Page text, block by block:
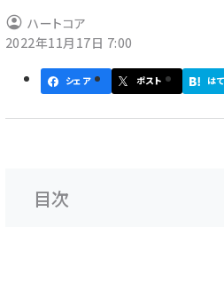
ハートコア
2022年11月17日 7:00
シェア ポスト は
目次